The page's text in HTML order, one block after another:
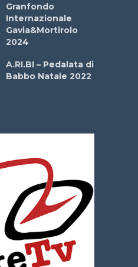
Granfondo
Internazionale
Gavia&Mortirolo
2024
A.RI.BI – Pedalata di
Babbo Natale 2022